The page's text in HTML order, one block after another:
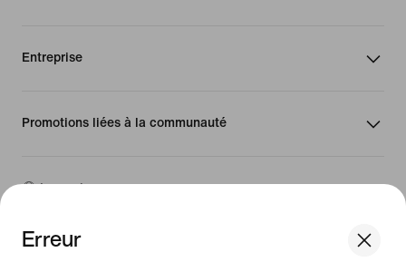
Erreur
Entreprise
Promotions liées à la communauté
Luxembourg